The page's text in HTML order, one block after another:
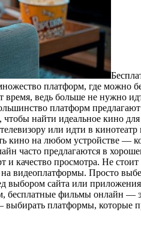
платформ, где можно
ведь больше не нужно
платформ
найти идеальное кино
или идти в
на любом устройстве —
часто предлагаются в
качество просмотра. Не
видеоплатформы. Просто
сайта или
фильмы онлайн —
платформы, которые